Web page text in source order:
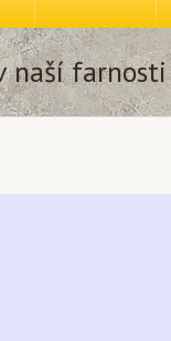
naší farnosti